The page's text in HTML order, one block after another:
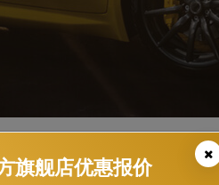
旗舰店优惠报价